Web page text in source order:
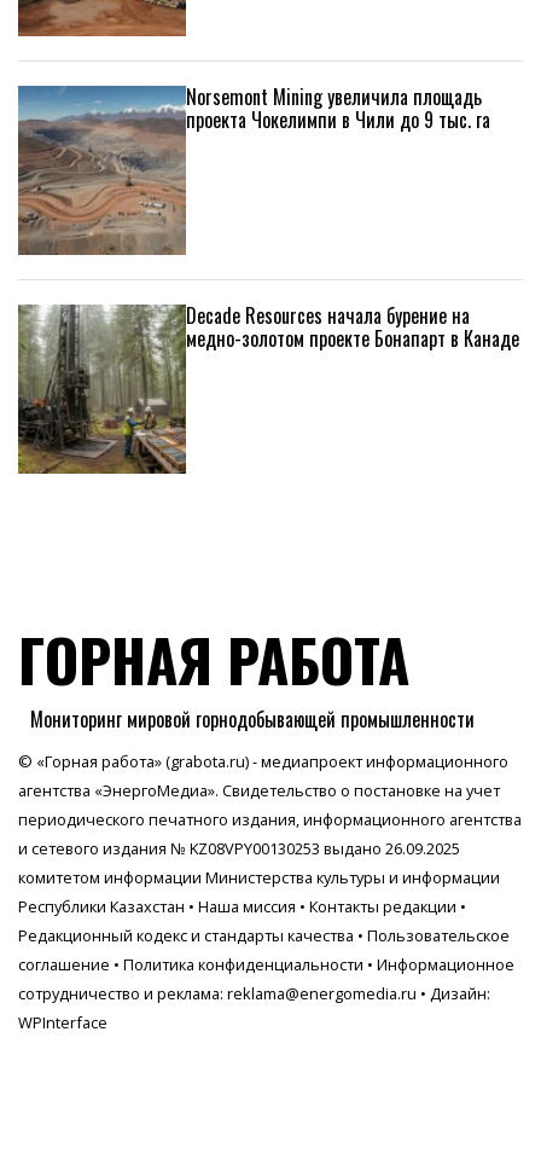
Norsemont Mining увеличила площадь
проекта Чокелимпи в Чили до 9 тыс. га
Decade Resources начала бурение на
медно-золотом проекте Бонапарт в Канаде
ГОРНАЯ РАБОТА
Мониторинг мировой горнодобывающей промышленности
© «Горная работа» (grabota.ru) - медиапроект информационного
агентства «ЭнергоМедиа». Свидетельство о постановке на учет
периодического печатного издания, информационного агентства
и сетевого издания № KZ08VPY00130253 выдано 26.09.2025
комитетом информации Министерства культуры и информации
Республики Казахстан • Наша миссия • Контакты редакции •
Редакционный кодекс и стандарты качества • Пользовательское
соглашение • Политика конфиденциальности • Информационное
сотрудничество и реклама: reklama@energomedia.ru • Дизайн:
WPInterface